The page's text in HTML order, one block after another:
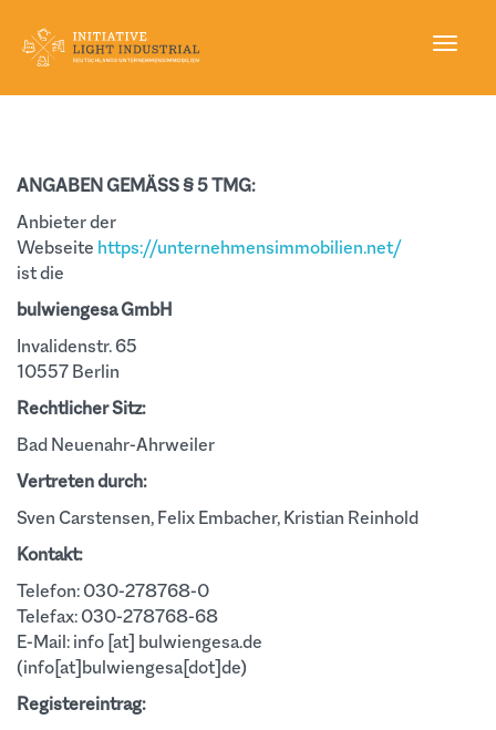
Inhalt
ANGABEN GEMÄSS § 5 TMG:
Anbieter der
Webseite https://unternehmensimmobilien.net/
ist die
bulwiengesa GmbH
Invalidenstr. 65
10557 Berlin
Rechtlicher Sitz:
Bad Neuenahr-Ahrweiler
Vertreten durch:
Sven Carstensen, Felix Embacher, Kristian Reinhold
Kontakt:
Telefon: 030-278768-0
Telefax: 030-278768-68
E-Mail:info [at] bulwiengesa.de
(info[at]bulwiengesa[dot]de)
Registereintrag: